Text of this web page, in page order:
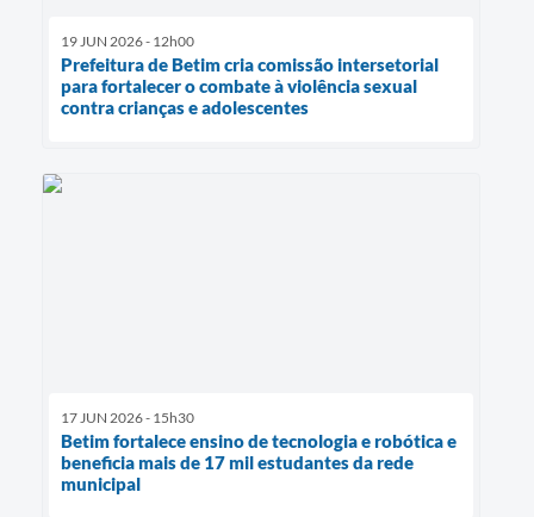
19 JUN 2026 - 12h00
Prefeitura de Betim cria comissão intersetorial
para fortalecer o combate à violência sexual
contra crianças e adolescentes
17 JUN 2026 - 15h30
Betim fortalece ensino de tecnologia e robótica e
beneficia mais de 17 mil estudantes da rede
municipal